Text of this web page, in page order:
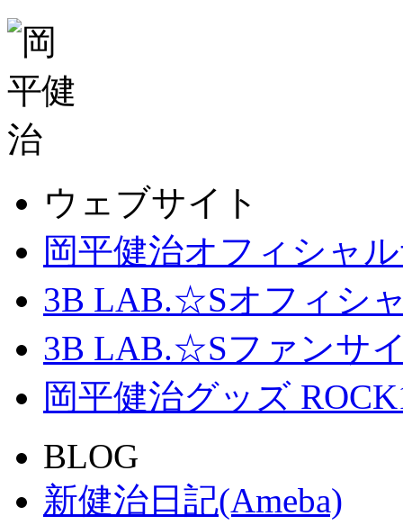
ウェブサイト
岡平健治オフィシャ
3B LAB.☆Sオフィシ
3B LAB.☆Sファンサイ
岡平健治グッズ
BLOG
新健治日記(Ameba)